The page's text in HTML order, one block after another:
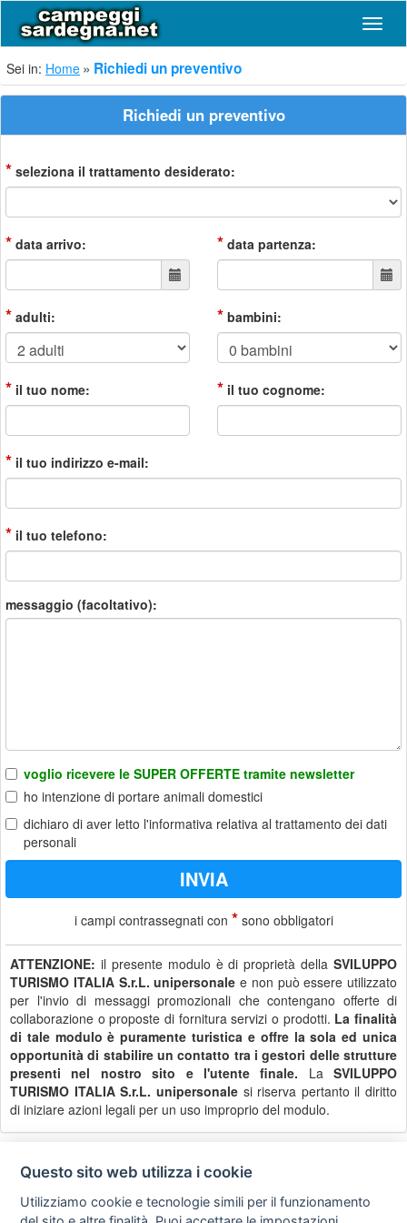
Sei in: Home Richiedi un preventivo
Richiedi un preventivo
* seleziona il trattamento desiderato:
* data arrivo: * data partenza:
* adulti: * bambini:
* il tuo nome: * il tuo cognome:
* il tuo indirizzo e-mail:
* il tuo telefono:
messaggio (facoltativo):
voglio ricevere le SUPER OFFERTE tramite newsletter
ho intenzione di portare animali domestici
dichiaro di aver letto l'informativa relativa al trattamento dei dati
personali
i campi contrassegnati con *sono obbligatori
ATTENZIONE: il presente modulo è di proprietà della SVILUPPO
TURISMO ITALIA S.r.L. unipersonale e non può essere utilizzato
per l'invio di messaggi promozionali che contengano offerte di
collaborazione o proposte di fornitura servizi o prodotti. La finalità
di tale modulo è puramente turistica e offre la sola ed unica
opportunità di stabilire un contatto tra i gestori delle strutture
presenti nel nostro sito e l'utente finale. La SVILUPPO
TURISMO ITALIA S.r.L. unipersonalesi riserva pertanto il diritto
di iniziare azioni legali per un uso improprio del modulo.
Privacy
policy
Avviso
legale
Questo sito web utilizza i cookie
Utilizziamo cookie e tecnologie simili per il funzionamento